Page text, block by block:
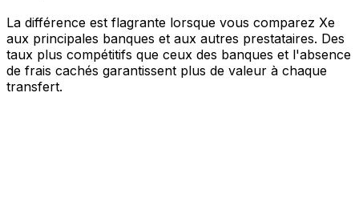
La différence est flagrante lorsque vous comparez Xe
aux principales banques et aux autres prestataires. Des
taux plus compétitifs que ceux des banques et l'absence
de frais cachés garantissent plus de valeur à chaque
transfert.